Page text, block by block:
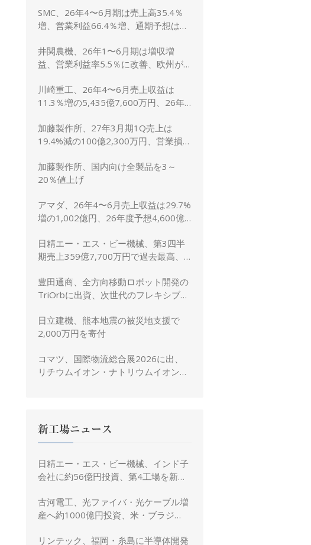
SMC、26年4〜6月期は売上高35.4％
増、営業利益66.4％増、通期予想は据
井関農機、26年1〜6月期は増収増
益、営業利益率5.5％に改善、欧州が
川崎重工、26年4〜6月売上収益は
11.3％増の5,435億7,600万円、26年
方修正
加藤製作所、27年3月期1Q売上は
19.4%減の100億2,300万円、営業損失
加藤製作所、国内向け全製品を3～
20％値上げ
アマダ、26年4〜6月売上収益は29.7%
増の1,002億円、26年度予想4,600億
日精エー・エス・ビー機械、第3四半
期売上359億7,700万円で過去最高、
豊田通商、全方向移動ロボット開発の
TriOrbに出資、次世代のフレキシブル
日立建機、熊本地震の被災地支援で
2,000万円を寄付
コマツ、国際物流総合展2026に出、
リチウムイオン・ナトリウムイオン電
新工場ニュース
日精エー・エス・ビー機械、インド子
会社に約56億円投資、第4工場を新設
古河電工、光ファイバ・光ケーブル増
産へ約1000億円投資、米・ブラジ
リンテック、福岡・糸島に半導体開発